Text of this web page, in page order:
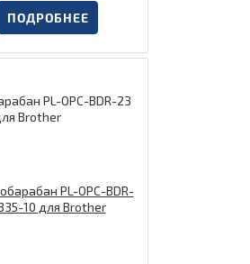
ПОДРОБНЕЕ
PL-OPC-BDR-23
Brother